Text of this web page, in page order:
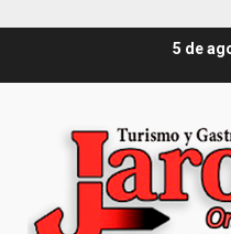
contenido
5 de